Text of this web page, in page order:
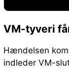
VM-tyveri
Hændelsen
indleder VM-